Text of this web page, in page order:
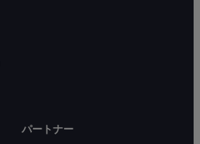
パートナー